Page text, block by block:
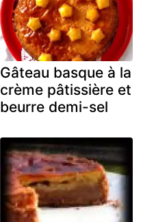
Gâteau basque à la
crème pâtissière et
beurre demi-sel